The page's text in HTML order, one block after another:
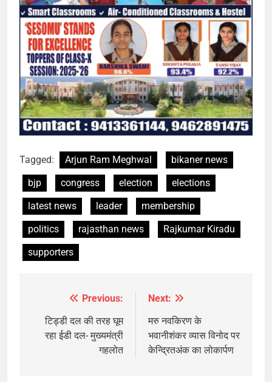
Tagged: Arjun Ram Meghwal
bikaner news
bjp
congress election
elections
latest news
leader
membership
politics
rajasthan news
Rajkumar Kiradu
supporters
navigation
Previous:
टिड्डी दल की तरह घूम
रहा ईडी दल- मुख्यमंत्री
गहलोत
Next:
मरु नवकिरण के
भवानीशंकर व्यास विनोद पर
केन्द्रितअंक का लोकार्पण